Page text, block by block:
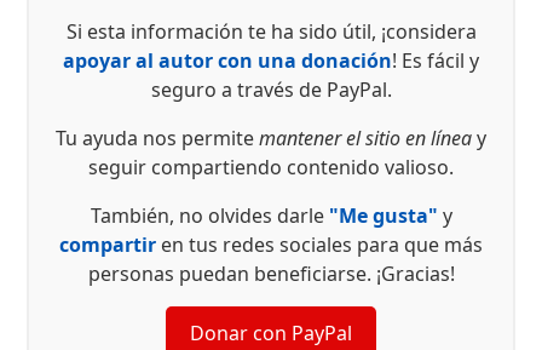
Si esta información te ha sido útil, ¡considera
apoyar al autor con una donación! Es fácil y
seguro a través de PayPal.
Tu ayuda nos permitemantener el sitio en líneay
seguir compartiendo contenido valioso.
También, no olvides darle "Me gusta" y
compartir en tus redes sociales para que más
personas puedan beneficiarse. ¡Gracias!
Donar con PayPal